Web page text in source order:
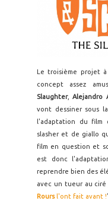
Le troisième projet
concept assez
Slaughter,Alejandro
vont dessiner sous
l'adaptation du film
slasher et de giallo
film en question et
est donc
reprendre bien des
avec un tueur au
Rours l'ont fait avant !